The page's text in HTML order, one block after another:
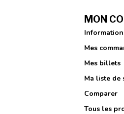
MON
Mes
Mes billets
Ma liste de
Comparer
Tous les